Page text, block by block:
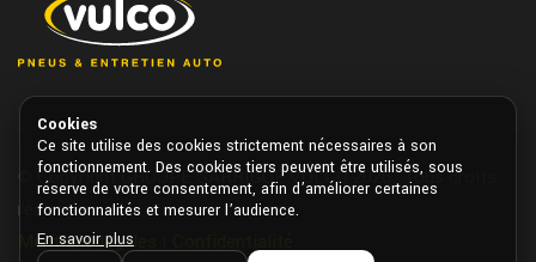
© Copyright GROUPE GARRIGUE VULCO 2026. Tous droits
réservés.
Mentions légales
Cookies
Ce site utilise des cookies strictement nécessaires à son
fonctionnement. Des cookies tiers peuvent être utilisés, sous
réserve de votre consentement, afin d’améliorer certaines
fonctionnalités et mesurer l’audience.
En savoir plus